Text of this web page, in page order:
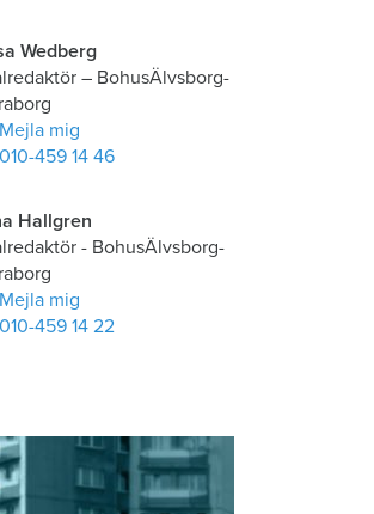
Wedberg
– BohusÄlvsborg-
Mejla mig
010-459 14 46
Hallgren
- BohusÄlvsborg-
Mejla mig
010-459 14 22